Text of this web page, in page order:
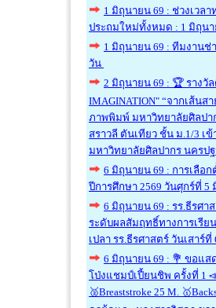
1 มิถุนายน 69 : ช่วงเวล
ประถมใหม่ทั้งหมด : 1 มิถุน
1 มิถุนายน 69 : ทีมงานช่
วัน
2 มิถุนายน 69 : 🏆 รางวั
IMAGINATION" “จากเส้น
ภาพพิมพ์ มหาวิทยาลัยศิลปา
สราวลี ตันเทียว ชั้น ม.1/3 เ
มหาวิทยาลัยศิลปากร นครป
6 มิถุนายน 69 : การเลือ
ปีการศึกษา 2569 วันศุกร์ที่ 5
6 มิถุนายน 69 : รร.ธีรศ
ระดับผลสัมฤทธิ์ทางการเรีย
เปลา รร.ธีรศาสตร์ วันเสาร์
6 มิถุนายน 69 : 💐 ขอแ
โป่งแชมป์เปี้ยนชิพ ครั้งที่ 1
🥈Breaststroke 25 M.